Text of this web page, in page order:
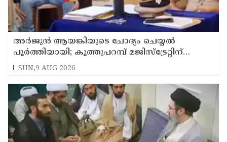
അര്‍ജുന്‍ ആയങ്കിയുടെ ചോദ്യം ചെയ്യല്‍
പൂര്‍ത്തിയായി; കൂത്തുപറമ്പ് മജിസ്ട്രേറ്റിന്
മുൻപില്‍ ഹാജരാക്കും
SUN,9 AUG 2026